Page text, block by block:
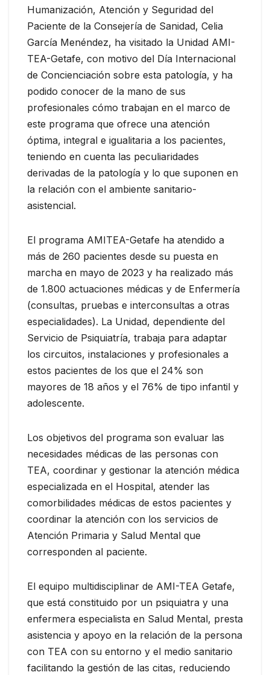
Humanización, Atención y Seguridad del
Paciente de la Consejería de Sanidad, Celia
García Menéndez, ha visitado la Unidad AMI-
TEA-Getafe, con motivo del Día Internacional
de Concienciación sobre esta patología, y ha
podido conocer de la mano de sus
profesionales cómo trabajan en el marco de
este programa que ofrece una atención
óptima, integral e igualitaria a los pacientes,
teniendo en cuenta las peculiaridades
derivadas de la patología y lo que suponen en
la relación con el ambiente sanitario-
asistencial.
El programa AMITEA-Getafe ha atendido a
más de 260 pacientes desde su puesta en
marcha en mayo de 2023 y ha realizado más
de 1.800 actuaciones médicas y de Enfermería
(consultas, pruebas e interconsultas a otras
especialidades). La Unidad, dependiente del
Servicio de Psiquiatría, trabaja para adaptar
los circuitos, instalaciones y profesionales a
estos pacientes de los que el 24% son
mayores de 18 años y el 76% de tipo infantil y
adolescente.
Los objetivos del programa son evaluar las
necesidades médicas de las personas con
TEA, coordinar y gestionar la atención médica
especializada en el Hospital, atender las
comorbilidades médicas de estos pacientes y
coordinar la atención con los servicios de
Atención Primaria y Salud Mental que
corresponden al paciente.
El equipo multidisciplinar de AMI-TEA Getafe,
que está constituido por un psiquiatra y una
enfermera especialista en Salud Mental, presta
asistencia y apoyo en la relación de la persona
con TEA con su entorno y el medio sanitario
facilitando la gestión de las citas, reduciendo